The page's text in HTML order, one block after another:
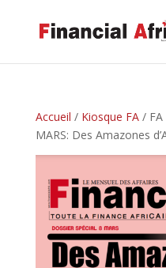
Accueil / Kiosque FA/ FA
MARS: Des Amazones